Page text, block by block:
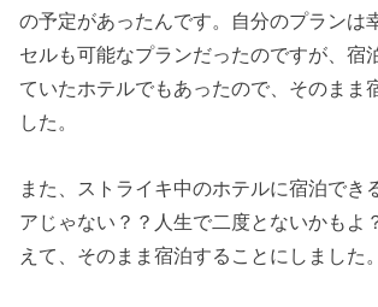
の予定があったんです。自分のプランは
セルも可能なプランだったのですが、宿
ていたホテルでもあったので、そのまま
した。
また、ストライキ中のホテルに宿泊でき
アじゃない？？人生で二度とないかもよ
えて、そのまま宿泊することにしました。